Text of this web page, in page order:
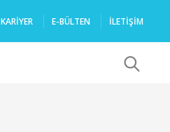
KARIYER E-BÜLTEN İLETİŞİM